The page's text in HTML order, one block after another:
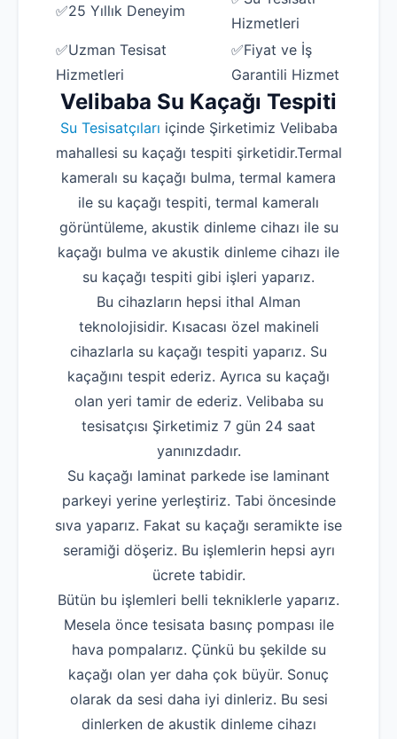
✅25 Yıllık Deneyim
Hizmetleri
✅Uzman Tesisat
Hizmetleri
✅Fiyat ve İş
Garantili Hizmet
Velibaba Su Kaçağı Tespiti
Su Tesisatçıları içinde Şirketimiz Velibaba
mahallesi su kaçağı tespiti şirketidir.Termal
kameralı su kaçağı bulma, termal kamera
ile su kaçağı tespiti, termal kameralı
görüntüleme, akustik dinleme cihazı ile su
kaçağı bulma ve akustik dinleme cihazı ile
su kaçağı tespiti gibi işleri yaparız.
Bu cihazların hepsi ithal Alman
teknolojisidir. Kısacası özel makineli
cihazlarla su kaçağı tespiti yaparız. Su
kaçağını tespit ederiz. Ayrıca su kaçağı
olan yeri tamir de ederiz. Velibaba su
tesisatçısı Şirketimiz 7 gün 24 saat
yanınızdadır.
Su kaçağı laminat parkede ise laminant
parkeyi yerine yerleştiriz. Tabi öncesinde
sıva yaparız. Fakat su kaçağı seramikte ise
seramiği döşeriz. Bu işlemlerin hepsi ayrı
ücrete tabidir.
Bütün bu işlemleri belli tekniklerle yaparız.
Mesela önce tesisata basınç pompası ile
hava pompalarız. Çünkü bu şekilde su
kaçağı olan yer daha çok büyür. Sonuç
olarak da sesi daha iyi dinleriz. Bu sesi
dinlerken de akustik dinleme cihazı